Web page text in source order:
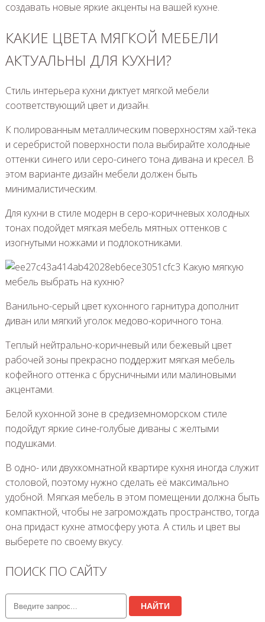
создавать новые яркие акценты на вашей кухне.
КАКИЕ ЦВЕТА МЯГКОЙ МЕБЕЛИ
АКТУАЛЬНЫ ДЛЯ КУХНИ?
Стиль интерьера кухни диктует мягкой мебели
соответствующий цвет и дизайн.
К полированным металлическим поверхностям хай-тека
и серебристой поверхности пола выбирайте холодные
оттенки синего или серо-синего тона дивана и кресел. В
этом варианте дизайн мебели должен быть
минималистическим.
Для кухни в стиле модерн в серо-коричневых холодных
тонах подойдет мягкая мебель мятных оттенков с
изогнутыми ножками и подлокотниками.
Ванильно-серый цвет кухонного гарнитура дополнит
диван или мягкий уголок медово-коричного тона.
Теплый нейтрально-коричневый или бежевый цвет
рабочей зоны прекрасно поддержит мягкая мебель
кофейного оттенка с брусничными или малиновыми
акцентами.
Белой кухонной зоне в средиземноморском стиле
подойдут яркие сине-голубые диваны с желтыми
подушками.
В одно- или двухкомнатной квартире кухня иногда служит
столовой, поэтому нужно сделать её максимально
удобной. Мягкая мебель в этом помещении должна быть
компактной, чтобы не загромождать пространство, тогда
она придаст кухне атмосферу уюта. А стиль и цвет вы
выберете по своему вкусу.
ПОИСК ПО САЙТУ
НАЙТИ